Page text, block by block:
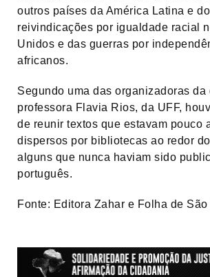
outros países da América Latina e
reivindicações por igualdade racial
Unidos e das guerras por
africanos.
Segundo uma das organizadoras da
professora Flavia Rios, da UFF,
de reunir textos que estavam pouco
dispersos por bibliotecas ao redor
alguns que nunca haviam sido
português.
Fonte: Editora Zahar e Folha de